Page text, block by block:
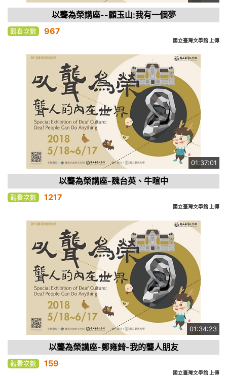
以聾為榮講座--顧玉山:我有一個夢
觀看次數 967
國立臺灣文學館 上傳
01:37:01
以聾為榮講座-魏台英、牛暄中
觀看次數 1217
國立臺灣文學館 上傳
01:34:23
以聾為榮講座-鄭雍錡-我的聾人朋友
觀看次數 159
國立臺灣文學館 上傳